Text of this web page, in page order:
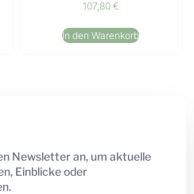
107,80 €
In den Warenkorb
Newsletter an, um aktuelle
Einblicke oder